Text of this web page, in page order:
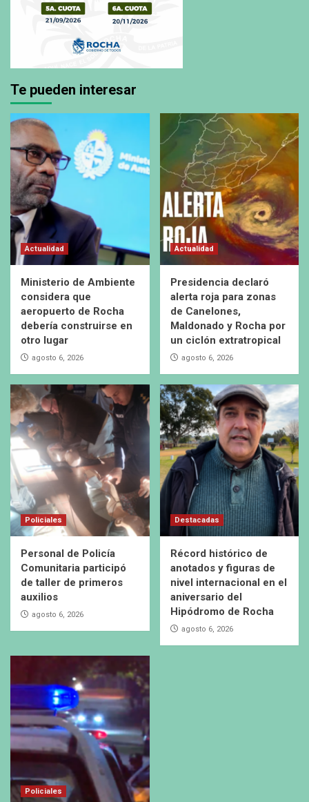
Te pueden interesar
Actualidad
Ministerio de Ambiente
considera que
aeropuerto de Rocha
debería construirse en
otro lugar
agosto 6, 2026
Actualidad
Presidencia declaró
alerta roja para zonas
de Canelones,
Maldonado y Rocha por
un ciclón extratropical
agosto 6, 2026
Policiales
Personal de Policía
Comunitaria participó
de taller de primeros
auxilios
agosto 6, 2026
Destacadas
Récord histórico de
anotados y figuras de
nivel internacional en el
aniversario del
Hipódromo de Rocha
agosto 6, 2026
Policiales